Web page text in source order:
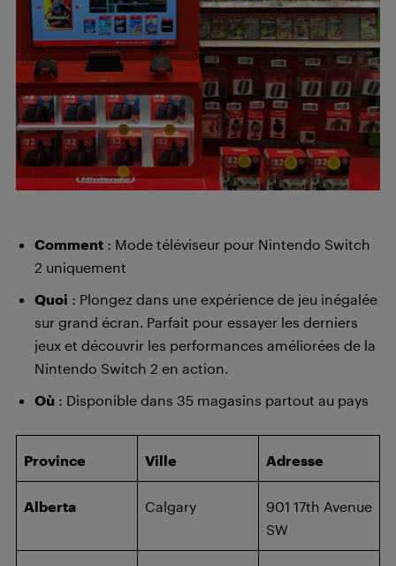
Comment : Mode téléviseur pour Nintendo Switch
2 uniquement
Quoi : Plongez dans une expérience de jeu inégalée
sur grand écran. Parfait pour essayer les derniers
jeux et découvrir les performances améliorées de la
Nintendo Switch 2 en action.
Où : Disponible dans 35 magasins partout au pays
Province Ville Adresse
Alberta Calgary
901 17th Avenue
SW